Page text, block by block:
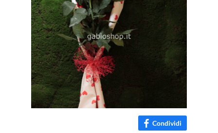
Condividi